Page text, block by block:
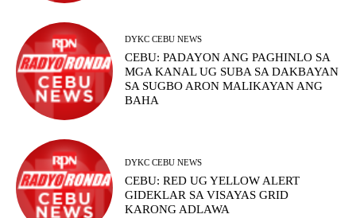
DYKC CEBU NEWS
CEBU: PADAYON ANG PAGHINLO SA
MGA KANAL UG SUBA SA DAKBAYAN
SA SUGBO ARON MALIKAYAN ANG
BAHA
DYKC CEBU NEWS
CEBU: RED UG YELLOW ALERT
GIDEKLAR SA VISAYAS GRID
KARONG ADLAWA